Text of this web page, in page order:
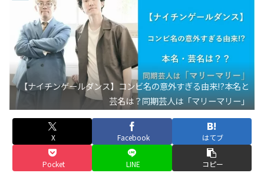
【ナイチンゲールダンス】コンビ名の意外すぎる由来!?本名と
芸名は？同期芸人は「マリーマリー」
X Facebook はてブ
Pocket LINE コピー